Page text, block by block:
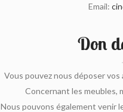
Email:
Don
Vous pouvez nous déposer
Concernant les meubles,
Nous pouvons également venir